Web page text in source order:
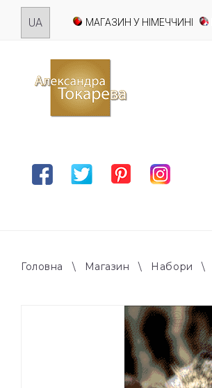
Skip
МАГАЗИН У НІМЕЧЧИНІ
FacebookTwitterPinterestInstagram
Головна \ Магазин \ Набори \